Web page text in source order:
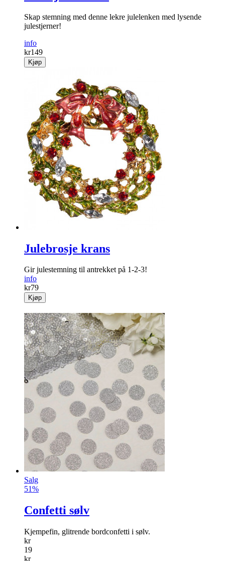
Skap stemning med denne lekre julelenken med lysende
julestjerner!
info
kr149
Kjøp
Julebrosje krans
Gir julestemning til antrekket på 1-2-3!
info
kr79
Kjøp
Salg
51%
Confetti sølv
Kjempefin, glitrende bordconfetti i sølv.
kr
19
kr